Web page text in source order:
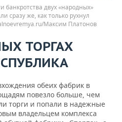
банкротства двух «народных»
сразу же, как только рухнул
Максим Платонов
ТОРГАХ
обеих фабрик в
повезло больше, чем
торги и попали в надежные
владельцем комплекса